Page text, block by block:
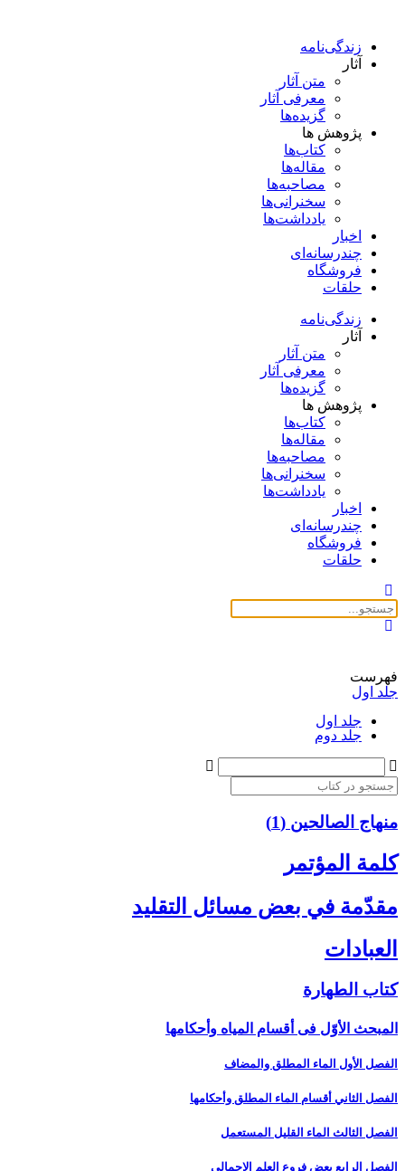
محتوا
زندگی‌نامه
آثار
متن آثار
معرفی آثار
گزیده‌ها
پژوهش ها
کتاب‌ها
مقاله‌ها
مصاحبه‌ها
سخنرانی‌ها
یادداشت‌ها
اخبار
چندرسانه‌ای
فروشگاه
حلقات
زندگی‌نامه
آثار
متن آثار
معرفی آثار
گزیده‌ها
پژوهش ها
کتاب‌ها
مقاله‌ها
مصاحبه‌ها
سخنرانی‌ها
یادداشت‌ها
اخبار
چندرسانه‌ای
فروشگاه
حلقات
فهرست
جلد اول
جلد اول
جلد دوم
منهاج الصالحین (1)
كلمة المؤتمر
مقدّمة في بعض مسائل التقليد
العبادات‏
كتاب الطهارة
المبحث الأوّل فى أقسام المياه وأحكامها
الفصل الأول الماء المطلق والمضاف‏
الفصل الثاني أقسام الماء المطلق وأحكامها
الفصل الثالث الماء القليل المستعمل‏
الفصل الرابع بعض فروع العلم الإجمالي‏